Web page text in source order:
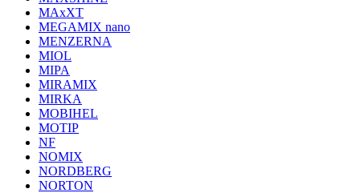
MAxXT
MEGAMIX nano
MENZERNA
MIOL
MIPA
MIRAMIX
MIRKA
MOBIHEL
MOTIP
NF
NOMIX
NORDBERG
NORTON